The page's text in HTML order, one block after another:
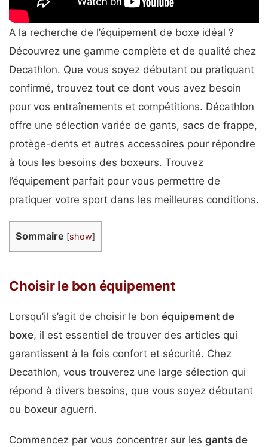
A la recherche de l’équipement de boxe idéal ?
Découvrez une gamme complète et de qualité chez
Decathlon. Que vous soyez débutant ou pratiquant
confirmé, trouvez tout ce dont vous avez besoin
pour vos entraînements et compétitions. Décathlon
offre une sélection variée de gants, sacs de frappe,
protège-dents et autres accessoires pour répondre
à tous les besoins des boxeurs. Trouvez
l’équipement parfait pour vous permettre de
pratiquer votre sport dans les meilleures conditions.
Sommaire [show]
Choisir le bon équipement
Lorsqu’il s’agit de choisir le bon équipement de
boxe, il est essentiel de trouver des articles qui
garantissent à la fois confort et sécurité. Chez
Decathlon, vous trouverez une large sélection qui
répond à divers besoins, que vous soyez débutant
ou boxeur aguerri.
Commencez par vous concentrer sur les gants de